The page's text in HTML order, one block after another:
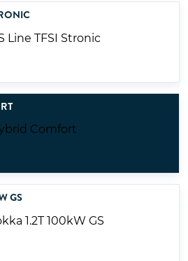
GS